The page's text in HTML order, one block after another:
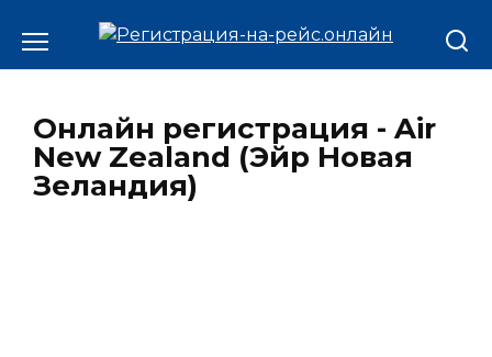
Онлайн регистрация - Air
New Zealand (Эйр Новая
Зеландия)